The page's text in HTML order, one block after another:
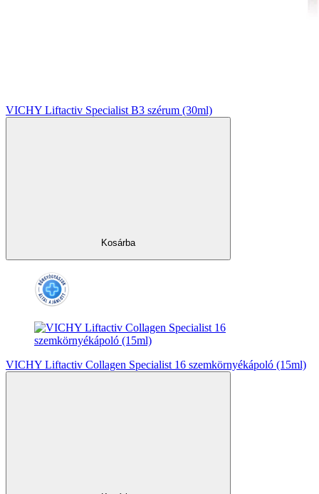
VICHY Liftactiv Specialist B3 szérum (30ml)
Kosárba
VICHY Liftactiv Collagen Specialist 16 szemkörnyékápoló (15ml)